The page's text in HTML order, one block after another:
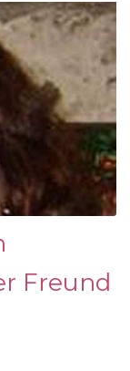
Freund